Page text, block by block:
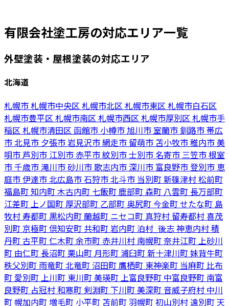
有限会社塗工房の対応エリア一覧
外壁塗装・屋根塗装の対応エリア
北海道
札幌市札幌市中央区 札幌市北区 札幌市東区 札幌市白石区
札幌市豊平区 札幌市南区 札幌市西区 札幌市厚別区 札幌市手
稲区 札幌市清田区 函館市 小樽市 旭川市 室蘭市 釧路市帯広
市北見市 夕張市岩見沢市網走市留萌市 苫小牧市稚内市美
唄市 芦別市 江別市赤平市紋別市士別市 名寄市 三笠市根室
市千歳市滝川市砂川市歌志内市深川市 富良野市登別市 恵
庭市伊達市北広島市石狩市北斗市 当別町新篠津村松前町
福島町知内町木古内町 七飯町 鹿部町 森町 八雲町 長万部町
江差町 上ノ国町 厚沢部町 乙部町 奥尻町今金町せたな町 島
牧村寿都町 黒松内町 蘭越町 ニセコ町真狩村留寿都村喜茂
別町京極町倶知安町 共和町岩内町泊村_後志神恵内村積
丹町古平町仁木町余市町赤井川村 南幌町奈井江町 上砂川
町 由仁町 長沼町栗山町 月形町 浦臼町新十津川町妹背牛町
秩父別町 雨竜町北竜町沼田町 鷹栖町 東神楽町 当麻町 比布
町 愛別町 上川町 東川町美瑛町 上富良野町 中富良野町 南富
良野町 占冠村和寒町剣淵町下川町美深町音威子府村 中川
町 幌加内町増毛町 小平町 苫前町羽幌町初山別村遠別町天